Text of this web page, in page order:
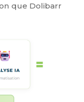
que Dolibarr